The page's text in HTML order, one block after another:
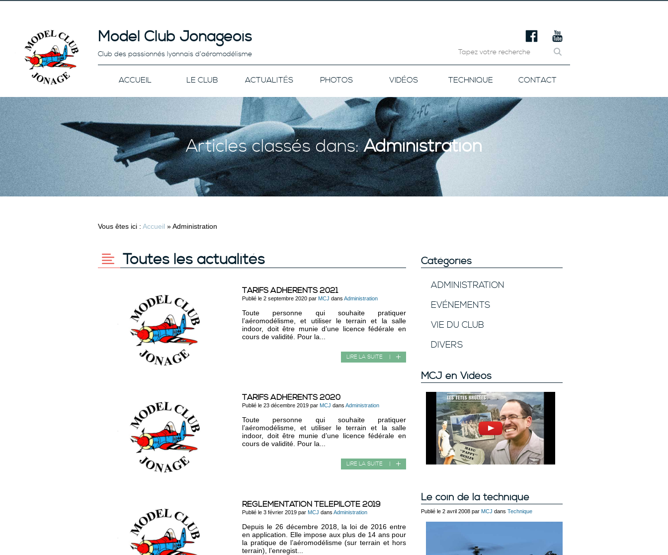
Model Club Jonageois
Club des passionnés lyonnais d’aéromodélisme
ACCUEIL LE CLUB ACTUALITÉS PHOTOS VIDÉOS TECHNIQUE CONTACT
Articles classés dans:Administration
Vous êtes ici : Accueil »Administration
Toutes les actualités
TARIFS ADHERENTS 2021
Publié le 2 septembre 2020 par MCJ dans Administration
Toute personne qui souhaite pratiquer
l’aéromodélisme, et utiliser le terrain et la salle
indoor, doit être munie d’une licence fédérale en
cours de validité. Pour la...
LIRE LA SUITE
TARIFS ADHÉRENTS 2020
Publié le 23 décembre 2019 par MCJ dans Administration
Toute personne qui souhaite pratiquer
l’aéromodélisme, et utiliser le terrain et la salle
indoor, doit être munie d’une licence fédérale en
cours de validité. Pour la...
LIRE LA SUITE
REGLEMENTATION TELEPILOTE 2019
Publié le 3 février 2019 par MCJ dans Administration
Depuis le 26 décembre 2018, la loi de 2016 entre
en application. Elle impose aux plus de 14 ans pour
la pratique de l’aéromodélisme (sur terrain et hors
terrain), l’enregist...
Catégories
ADMINISTRATION
EVÉNEMENTS
VIE DU CLUB
DIVERS
MCJ en Vidéos
Le coin de la technique
Publié le 2 avril 2008 par MCJ dans Technique